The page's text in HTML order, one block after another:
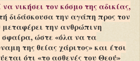
νικήσει τον κόσμο της αδικίας,
διδάσκουσα την αγάπη προς τον
την ανθρώπινη
ώστε «όλα να τα
της θείας χάριτος» και έτσι
ότι «το ασθενές του Θεού»